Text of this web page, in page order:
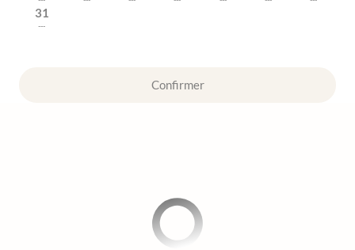
31
---
Confirmer